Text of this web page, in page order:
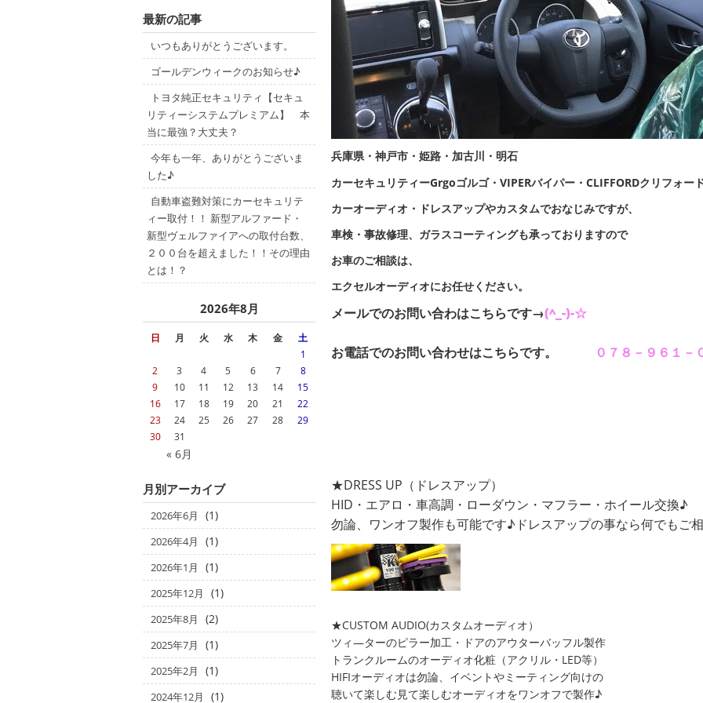
兵庫県・神戸市・姫路・加古川・明石
カーセキュリティーGrgoゴルゴ・VIPERバイパー・CLIFFORDクリフォー
カーオーディオ・ドレスアップやカスタムでおなじみですが、
車検・事故修理、ガラスコーティングも承っておりますので
お車のご相談は、
エクセルオーディオにお任せください。
メールでのお問い合わはこちらです→(^_-)-☆
お電話でのお問い合わせはこちらです。 ０７８－９６１－
★DRESS UP（ドレスアップ）
HID・エアロ・車高調・ローダウン・マフラー・ホイール交換♪
勿論、ワンオフ製作も可能です♪ドレスアップの事なら何でもご
★CUSTOM AUDIO(カスタムオーディオ）
ツィ―ターのピラー加工・ドアのアウターバッフル製作
トランクルームのオーディオ化粧（アクリル・LED等）
HIFIオーディオは勿論、イベントやミーティング向けの
聴いて楽しむ見て楽しむオーディオをワンオフで製作♪
最新の記事
いつもありがとうございます。
ゴールデンウィークのお知らせ♪
トヨタ純正セキュリティ【セキュ
リティーシステムプレミアム】 本
当に最強？大丈夫？
今年も一年、ありがとうございま
した♪
自動車盗難対策にカーセキュリテ
ィー取付！！ 新型アルファード・
新型ヴェルファイアへの取付台数、
２００台を超えました！！その理由
とは！？
2026年8月
日 月 火 水 木 金 土
« 6月
1
2
3 4 5 6 7
8
9
10 11 12 13 14
15
16
17 18 19 20 21
22
23
24 25 26 27 28
29
30
31
月別アーカイブ
2026年6月 (1)
2026年4月 (1)
2026年1月 (1)
2025年12月 (1)
2025年8月 (2)
2025年7月 (1)
2025年2月 (1)
2024年12月 (1)